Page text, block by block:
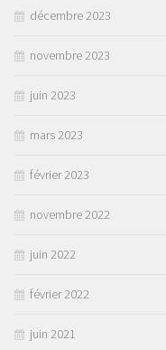
décembre 2023
novembre 2023
juin 2023
mars 2023
février 2023
novembre 2022
juin 2022
février 2022
juin 2021